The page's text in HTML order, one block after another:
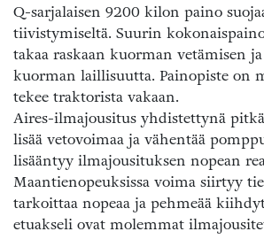
Q-sarjalaisen 9200 kilon paino
tiivistymiseltä. Suurin
takaa raskaan kuorman vetämisen
kuorman laillisuutta. Painopiste on
tekee traktorista vakaan.
Aires-ilmajousitus yhdistettynä
lisää vetovoimaa ja vähentää
lisääntyy ilmajousituksen nopean
Maantienopeuksissa voima siirtyy
tarkoittaa nopeaa ja pehmeää
etuakseli ovat molemmat